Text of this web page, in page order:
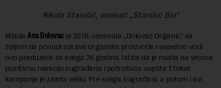
Nikola Stanišić, osnivač „Stanišić Bio“
Mlada Ana Dolovac je 2018. osnovala „Dolovac Organic“ sa
željom da ponudi zdrave organske proizvode i uspešno vodi
ovo preduzeće sa svega 26 godina. Ističe da je naišla na veoma
pozitivnu reakciju sugrađana i potrošača uopšte: Efekat
kampanje je zaista veliki. Pre svega sugrađani, a potom i svi